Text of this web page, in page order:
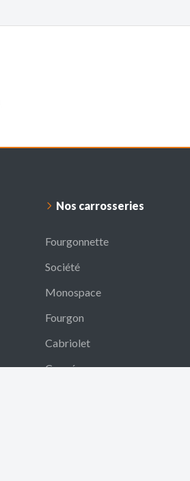
Nos carrosseries
Fourgonnette
Société
Monospace
Fourgon
Cabriolet
Coupé